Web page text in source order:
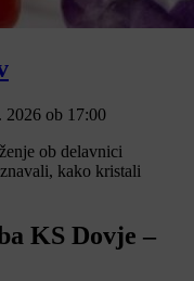
2026 ob 17:00
ob delavnici
kako kristali
KS Dovje –